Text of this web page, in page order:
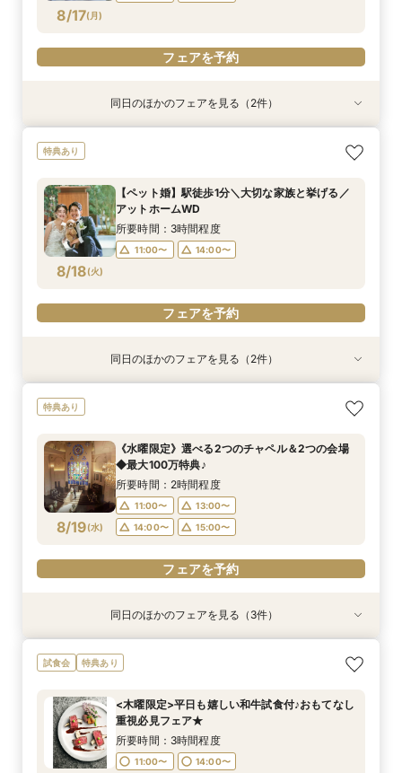
8/17(月)
フェアを予約
8/17(月)
【自宅で安心◎スマホやPCで参加】オンライン
式場相談×見積もり相談フェア☆OPEN1周年記念
所要時間：2時間程度
15:00〜
8/17(月)
【ペット婚】駅徒歩1分＼大切な家族と挙げる／
11:00〜 14:00〜
同日のほかのフェアを見る（2件）
特典あり
8/18(火)
【ペット婚】駅徒歩1分＼大切な家族と挙げる／
アットホームWD
所要時間：3時間程度
11:00〜 14:00〜
フェアを予約
8/18(火)
【自宅で安心◎スマホやPCで参加】オンライン
式場相談×見積もり相談フェア☆OPEN1周年記念
所要時間：2時間程度
15:00〜
フェアを予約
8/18(火)
＼火曜限定／平日だからこそ！圧巻の着数★道内
最大級のドレスサロン＋人数により選べる2会場
所要時間：2時間程度
フェアを予約
同日のほかのフェアを見る（2件）
特典あり
8/19(水)
《水曜限定》選べる2つのチャペル＆2つの会場
◆最大100万特典♪
所要時間：2時間程度
11:00〜
13:00〜
14:00〜
15:00〜
フェアを予約
8/19(水)
【自宅で安心◎スマホやPCで参加】オンライン
式場相談×見積もり相談フェア☆OPEN1周年記念
所要時間：2時間程度
15:00〜
8/19(水)
【ペット婚】駅徒歩1分＼大切な家族と挙げる／
アットホームWD
11:00〜 14:00〜
8/19(水)
《水曜限定》道内最大級のドレスサロン＆木の温
もりチャペル♪
11:00〜
13:00〜
14:00〜
15:00〜
同日のほかのフェアを見る（3件）
試食会 特典あり
<木曜限定>平日も嬉しい和牛試食付♪おもてなし
重視必見フェア★
所要時間：3時間程度
11:00〜 14:00〜